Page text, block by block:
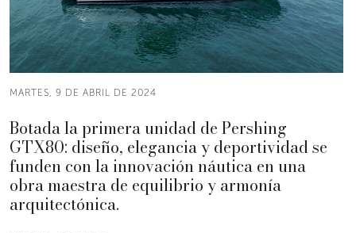
MARTES, 9 DE ABRIL DE 2024
Botada la primera unidad de Pershing
GTX80: diseño, elegancia y deportividad se
funden con la innovación náutica en una
obra maestra de equilibrio y armonía
arquitectónica.